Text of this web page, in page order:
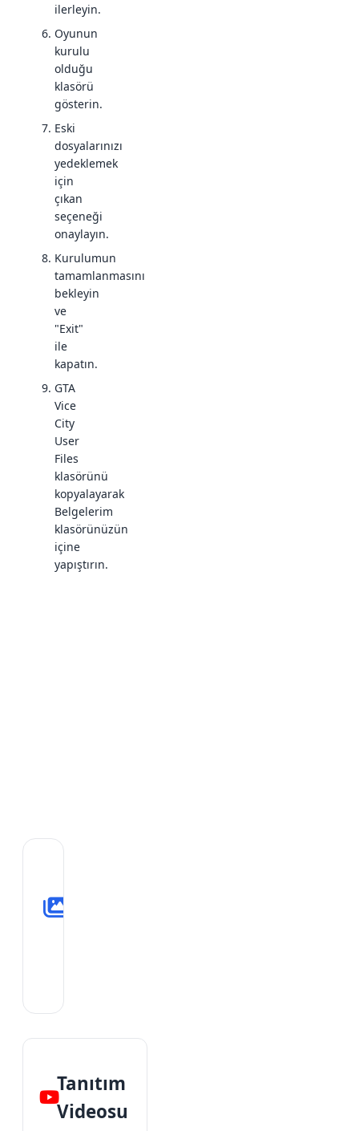
ilerleyin.
Oyunun
kurulu
olduğu
klasörü
gösterin.
Eski
dosyalarınızı
yedeklemek
için
çıkan
seçeneği
onaylayın.
Kurulumun
tamamlanmasını
bekleyin
ve
"Exit"
ile
kapatın.
GTA
Vice
City
User
Files
klasörünü
kopyalayarak
Belgelerim
klasörünüzün
içine
yapıştırın.
Tanıtım
Videosu